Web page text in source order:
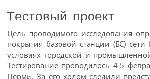
Тестовый проект
Цель проводимого исследования
покрытия базовой станции (БС) сети
условиях городской и
Тестирование проводилось 4-5
Перми. За его ходом следили